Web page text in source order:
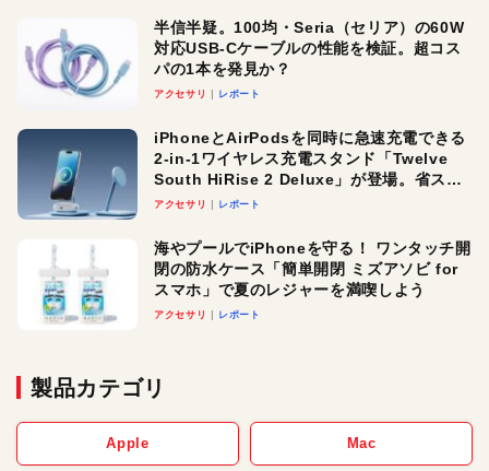
半信半疑。100均・Seria（セリア）の60W
対応USB-Cケーブルの性能を検証。超コス
パの1本を発見か？
アクセサリ レポート
iPhoneとAirPodsを同時に急速充電できる
2-in-1ワイヤレス充電スタンド「Twelve
South HiRise 2 Deluxe」が登場。省スペ
ースでおしゃれに充電したい人にオスス
アクセサリ レポート
海やプールでiPhoneを守る！ ワンタッチ開
閉の防水ケース「簡単開閉 ミズアソビ for
スマホ」で夏のレジャーを満喫しよう
アクセサリ レポート
製品カテゴリ
Apple Mac